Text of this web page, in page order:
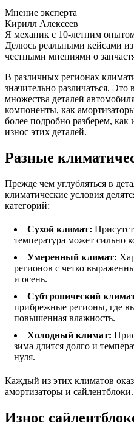
Мнение эксперта
Кирилл Алексеев
Я механик с 10-летним
Делюсь реальными кейсами
честными мнениями о
В различных регионах
значительно различаться.
множества деталей
компоненты, как
более подробно разберем,
износ этих деталей.
Разные
Прежде чем углубляться в
климатические условия
категорий:
Сухой климат:
температура может сильно
Умеренный климат:
регионов с четко
и осень.
Субтропический
прибрежные регионы, где
повышенная влажность.
Холодный климат:
зима длится долго и
нуля.
Каждый из этих климатов
амортизаторы и сайлентблоки.
Износ